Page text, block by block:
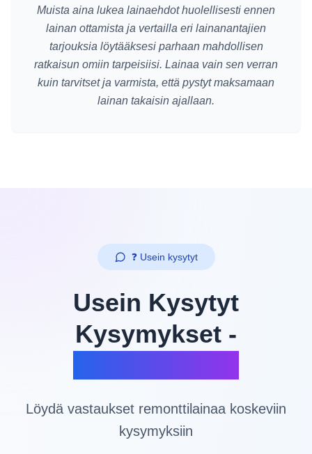
Muista aina lukea lainaehdot huolellisesti ennen
lainan ottamista ja vertailla eri lainanantajien
tarjouksia löytääksesi parhaan mahdollisen
ratkaisun omiin tarpeisiisi. Lainaa vain sen verran
kuin tarvitset ja varmista, että pystyt maksamaan
lainan takaisin ajallaan.
❓ Usein kysytyt
Usein Kysytyt
Kysymykset -
Löydä vastaukset remonttilainaa koskeviin
kysymyksiin